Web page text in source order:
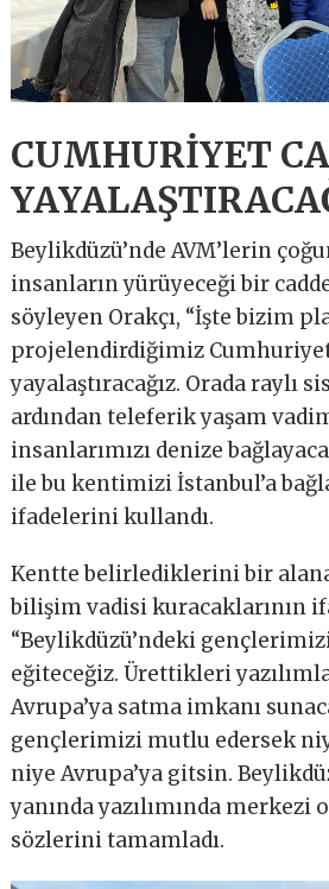
CUMHURİYET
Beylikdüzü’nde AVM’lerin
insanların yürüyeceği bir
söyleyen Orakçı, “İşte bizim
projelendirdiğimiz Cumhuriyet
yayalaştıracağız. Orada raylı
ardından teleferik yaşam
insanlarımızı denize
ile bu kentimizi İstanbul’a
ifadelerini kullandı.
Kentte belirlediklerini bir alana
bilişim vadisi kuracaklarının
“Beylikdüzü’ndeki
eğiteceğiz. Ürettikleri
Avrupa’ya satma imkanı
gençlerimizi mutlu edersek
niye Avrupa’ya gitsin.
yanında yazılımında merkezi
sözlerini tamamladı.